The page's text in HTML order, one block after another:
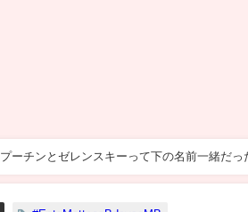
プーチンとゼレンスキーって下の名前一緒だっ